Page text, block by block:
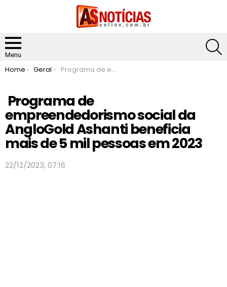
Menu
You are here:
Home Geral Programa de empreendedorismo social da AngloGold Ashanti beneficia mais de 5 mil pessoas em 2023
Programa de
empreendedorismo social da
AngloGold Ashanti beneficia
mais de 5 mil pessoas em 2023
22/12/2023, 07:16